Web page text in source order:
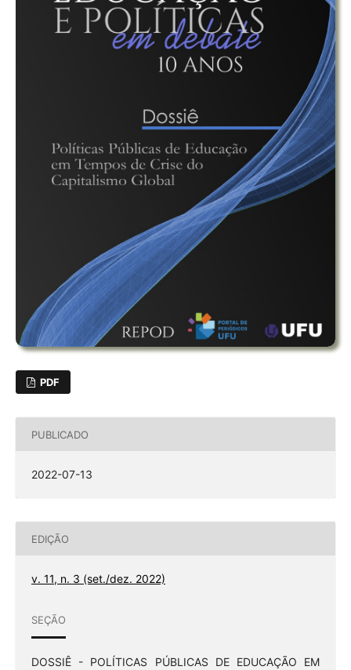
PDF
PUBLICADO
2022-07-13
EDIÇÃO
v. 11, n. 3 (set./dez. 2022)
SEÇÃO
DOSSIÊ - POLÍTICAS PÚBLICAS DE EDUCAÇÃO EM